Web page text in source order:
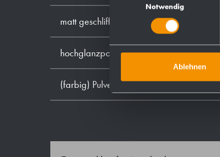
Notwendig
Ablehnen
matt geschliffen (standard)
hochglanzpoliert
(farbig) Pulver-beschichtet